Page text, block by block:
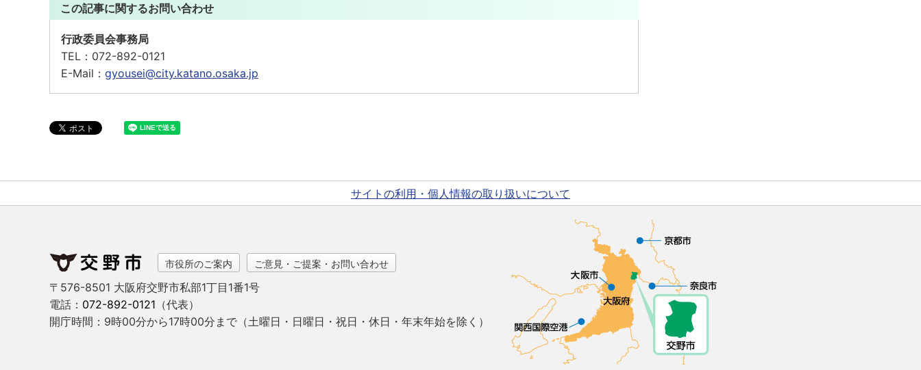
この記事に関するお問い合わせ
行政委員会事務局
TEL： 072-892-0121
E-Mail： gyousei@city.katano.osaka.jp
サイトの利用・個人情報の取り扱いについて
市役所のご案内 ご意見・ご提案・お問い合わせ
〒576-8501 大阪府交野市私部1丁目1番1号
電話： 072-892-0121 （代表）
開庁時間：9時00分から17時00分まで （土曜日・日曜日・祝日・休日・年末年始を除く）